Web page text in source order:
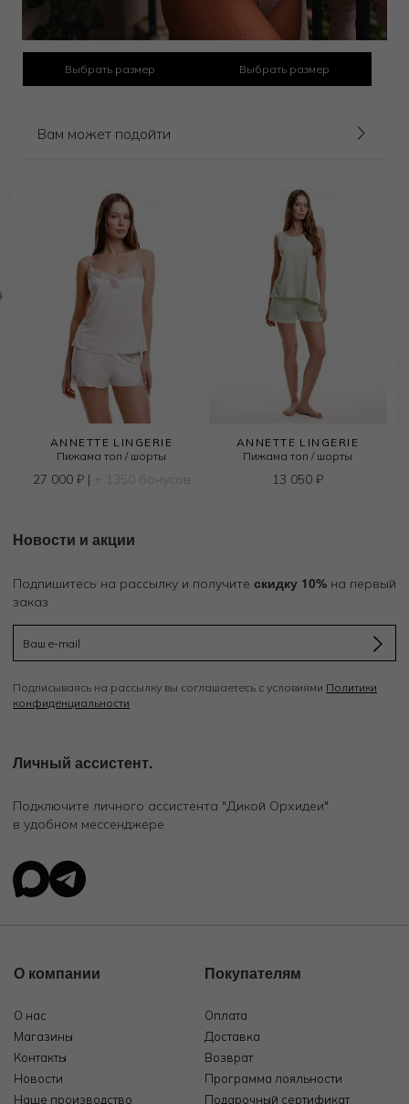
Выбрать размер
Халат длинный
18 743
Выбрать размер
Вам может подойти
ANNETTE LINGERIE
Пижама топ / шорты
27 000 ₽| + 1350 бонусов
ANNETTE LINGERIE
Пижама топ / шорты
13 050 ₽
Новости и акции
Подпишитесь на рассылку и получите скидку 10% на первый
заказ
Подписываясь на рассылку вы соглашаетесь с условиями Политики
конфиденциальности
Личный ассистент.
Подключите личного ассистента "Дикой Орхидеи"
в удобном мессенджере
О компании
О нас
Магазины
Контакты
Новости
Наше производство
Покупателям
Оплата
Доставка
Возврат
Программа лояльности
Подарочный сертификат